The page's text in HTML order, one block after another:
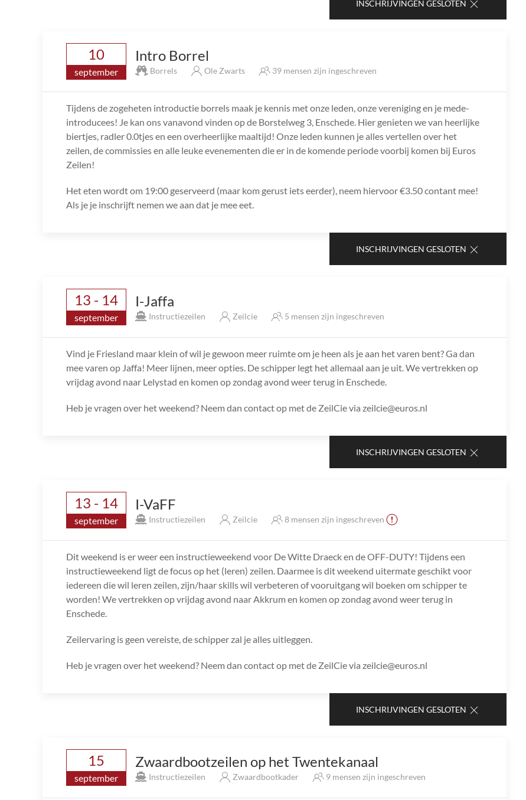
INSCHRIJVINGEN GESLOTEN
10
september
Intro Borrel
Borrels Ole Zwarts 39 mensen zijn ingeschreven
Tijdens de zogeheten introductie borrels maak je kennis met onze leden, onze vereniging en je mede-
introducees! Je kan ons vanavond vinden op de Borstelweg 3, Enschede. Hier genieten we van heerlijke
biertjes, radler 0.0tjes en een overheerlijke maaltijd! Onze leden kunnen je alles vertellen over het
zeilen, de commissies en alle leuke evenementen die er in de komende periode voorbij komen bij Euros
Zeilen!
Het eten wordt om 19:00 geserveerd (maar kom gerust iets eerder), neem hiervoor €3.50 contant mee!
Als je je inschrijft nemen we aan dat je mee eet.
INSCHRIJVINGEN GESLOTEN
13 - 14
september
I-Jaffa
Instructiezeilen Zeilcie 5 mensen zijn ingeschreven
Vind je Friesland maar klein of wil je gewoon meer ruimte om je heen als je aan het varen bent? Ga dan
mee varen op Jaffa! Meer lijnen, meer opties. De schipper legt het allemaal aan je uit. We vertrekken op
vrijdag avond naar Lelystad en komen op zondag avond weer terug in Enschede.
Heb je vragen over het weekend? Neem dan contact op met de ZeilCie via zeilcie@euros.nl
INSCHRIJVINGEN GESLOTEN
13 - 14
september
I-VaFF
Instructiezeilen Zeilcie 8 mensen zijn ingeschreven
Dit weekend is er weer een instructieweekend voor De Witte Draeck en de OFF-DUTY! Tijdens een
instructieweekend ligt de focus op het (leren) zeilen. Daarmee is dit weekend uitermate geschikt voor
iedereen die wil leren zeilen, zijn/haar skills wil verbeteren of vooruitgang wil boeken om schipper te
worden! We vertrekken op vrijdag avond naar Akkrum en komen op zondag avond weer terug in
Enschede.
Zeilervaring is geen vereiste, de schipper zal je alles uitleggen.
Heb je vragen over het weekend? Neem dan contact op met de ZeilCie via zeilcie@euros.nl
INSCHRIJVINGEN GESLOTEN
15
september
Zwaardbootzeilen op het Twentekanaal
Instructiezeilen Zwaardbootkader 9 mensen zijn ingeschreven